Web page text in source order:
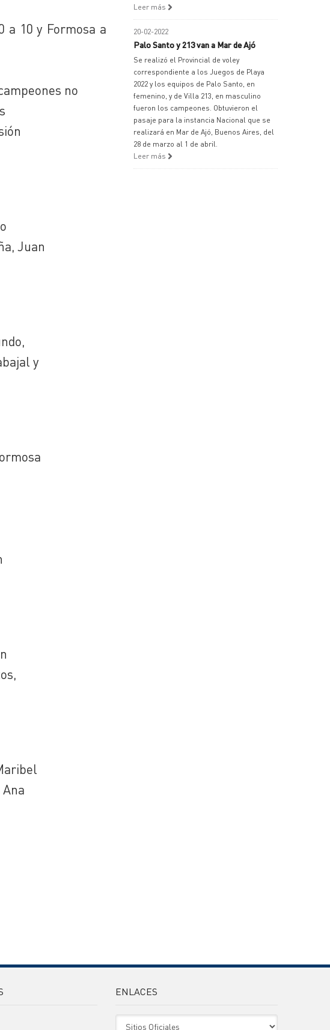
a 10 y Formosa a
no
Juan
y
Leer más
20-02-2022
Palo Santo y 213 van a Mar de Ajó
Se realizó el Provincial de voley
correspondiente a los Juegos de Playa
2022 y los equipos de Palo Santo, en
femenino, y de Villa 213, en masculino
fueron los campeones. Obtuvieron el
pasaje para la instancia Nacional que se
realizará en Mar de Ajó, Buenos Aires, del
28 de marzo al 1 de abril.
Leer más
ENLACES